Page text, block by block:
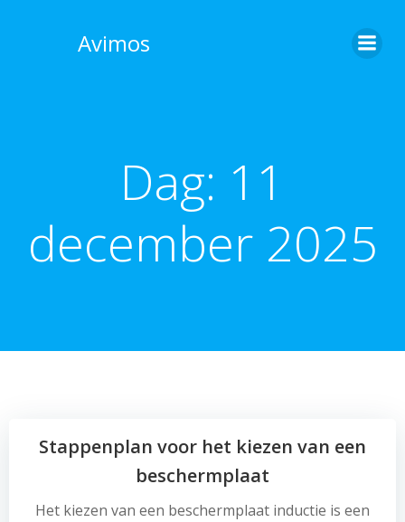
Avimos
Dag: 11
december 2025
Stappenplan voor het kiezen van een
beschermplaat
Het kiezen van een beschermplaat inductie is een